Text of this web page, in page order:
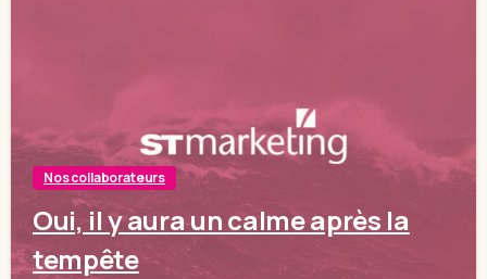
Nos collaborateurs
Oui, il y aura un calme après la
tempête